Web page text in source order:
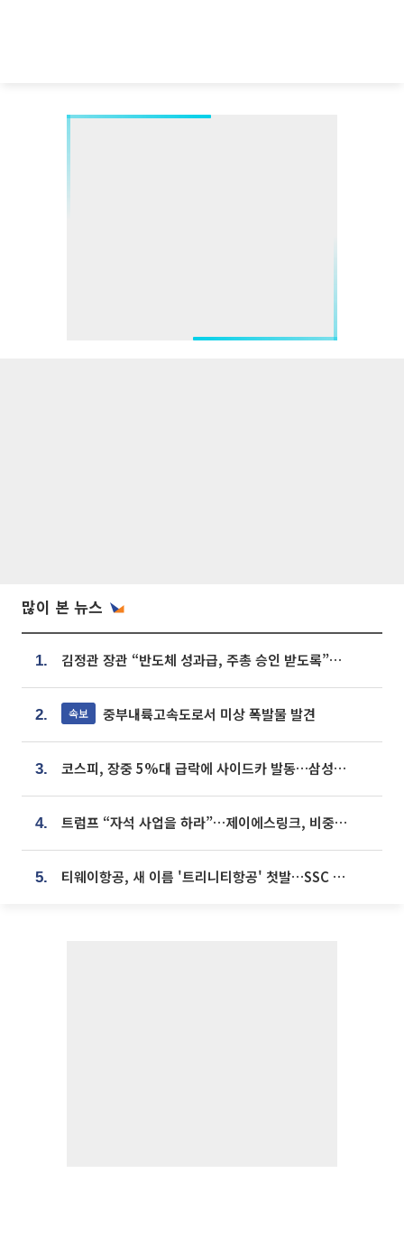
많이 본 뉴스
1. 김정관 장관 “반도체 성과급, 주총 승인 받도록”…상법·자본시장법 개정 시사
2. 속보 중부내륙고속도로서 미상 폭발물 발견
3. 코스피, 장중 5%대 급락에 사이드카 발동…삼성·SK 동반 폭락
4. 트럼프 “자석 사업을 하라”…제이에스링크, 비중국 영구자석 공급망 구축 속도
5. 티웨이항공, 새 이름 '트리니티항공' 첫발…SSC 전략 본격화